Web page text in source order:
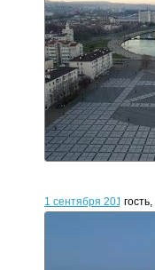
1 сентября 2019 /гость,